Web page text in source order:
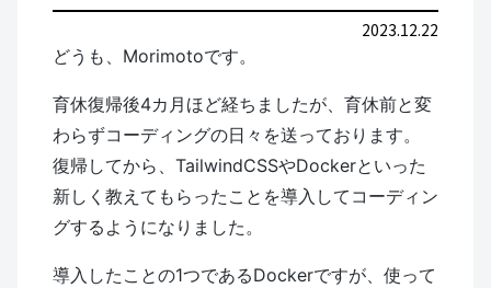
2023.12.22
どうも、Morimotoです。
育休復帰後4カ月ほど経ちましたが、育休前と変
わらずコーディングの日々を送っております。
復帰してから、TailwindCSSやDockerといった
新しく教えてもらったことを導入してコーディン
グするようになりました。
導入したことの1つであるDockerですが、使って